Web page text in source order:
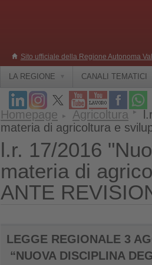
Sito ufficiale della Regione Autonoma
LA REGIONE CANALI TEMATICI
Homepage Agricoltura
materia di agricoltura e
l.r. 17/2016
materia di
ANTE
LEGGE REGIONALE 3
“NUOVA DISCIPLINA